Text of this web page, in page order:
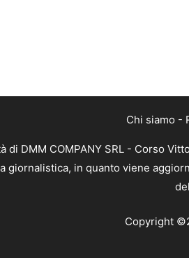
Chi siamo -
di DMM COMPANY SRL - Corso
giornalistica, in quanto viene
Copyright